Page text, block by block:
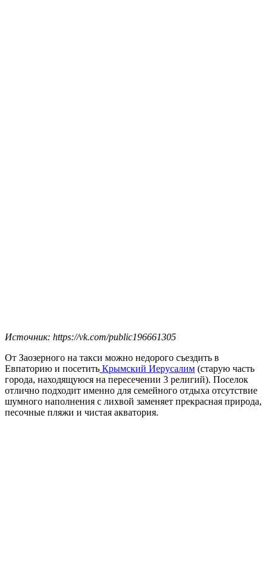
Источник: https://vk.com/public196661305
От Заозерного на такси можно недорого съездить в
Евпаторию и посетить Крымский Иерусалим (старую часть
города, находящуюся на пересечении 3 религий). Поселок
отлично подходит именно для семейного отдыха отсутствие
шумного наполнения с лихвой заменяет прекрасная природа,
песочные пляжи и чистая акватория.